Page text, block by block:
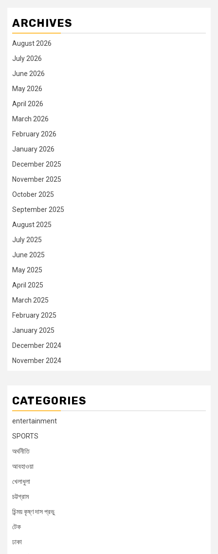
ARCHIVES
August 2026
July 2026
June 2026
May 2026
April 2026
March 2026
February 2026
January 2026
December 2025
November 2025
October 2025
September 2025
August 2025
July 2025
June 2025
May 2025
April 2025
March 2025
February 2025
January 2025
December 2024
November 2024
CATEGORIES
entertainment
SPORTS
অর্থনীতি
আবহাওয়া
খেলাধুলা
চট্টগ্রাম
চিন্ময় কৃষ্ণ দাস প্রভু
টেক
ঢাকা